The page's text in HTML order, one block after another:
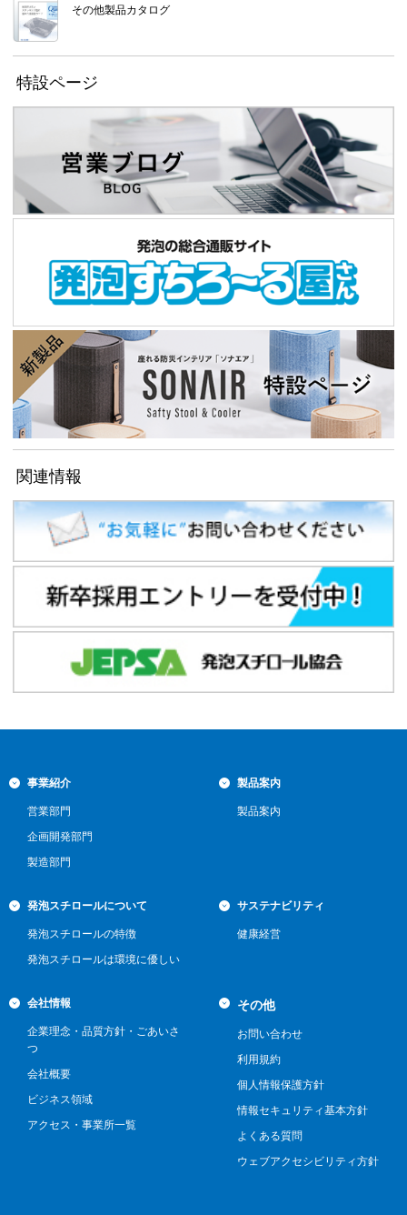
その他製品カタログ
特設ページ
関連情報
事業紹介
営業部門
企画開発部門
製造部門
製品案内
製品案内
発泡スチロールについて
発泡スチロールの特徴
発泡スチロールは環境に優しい
サステナビリティ
健康経営
会社情報
企業理念・品質方針・ごあいさ
つ
会社概要
ビジネス領域
アクセス・事業所一覧
その他
お問い合わせ
利用規約
個人情報保護方針
情報セキュリティ基本方針
よくある質問
ウェブアクセシビリティ方針